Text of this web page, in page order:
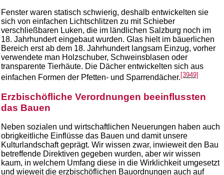
Fenster waren statisch schwierig, deshalb entwickelten sie
sich von einfachen Lichtschlitzen zu mit Schieber
verschließbaren Luken, die im ländlichen Salzburg noch im
18. Jahrhundert eingebaut wurden. Glas hielt im bäuerlichen
Bereich erst ab dem 18. Jahrhundert langsam Einzug, vorher
verwendete man Holzschuber, Schweinsblasen oder
transparente Tierhäute. Die Dächer entwickelten sich aus
einfachen Formen der Pfetten- und Sparrendächer.[3949]
Erzbischöfliche Verordnungen beeinflussten
das Bauen
Neben sozialen und wirtschaftlichen Neuerungen haben auch
obrigkeitliche Einflüsse das Bauen und damit unsere
Kulturlandschaft geprägt. Wir wissen zwar, inwieweit den Bau
betreffende Direktiven gegeben wurden, aber wir wissen
kaum, in welchem Umfang diese in die Wirklichkeit umgesetzt
und wieweit die erzbischöflichen Bauordnungen auch auf